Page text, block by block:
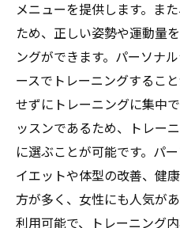
メニューを提供します。ま
ため、正しい姿勢や運動量
ングができます。パーソナ
ースでトレーニングするこ
せずにトレーニングに集中
ッスンであるため、トレー
に選ぶことが可能です。パ
イエットや体型の改善、健
方が多く、女性にも人気が
利用可能で、トレーニング